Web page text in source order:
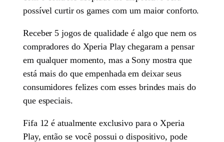
possível curtir os games com um maior conforto.
Receber 5 jogos de qualidade é algo que nem os
compradores do Xperia Play chegaram a pensar
em qualquer momento, mas a Sony mostra que
está mais do que empenhada em deixar seus
consumidores felizes com esses brindes mais do
que especiais.
Fifa 12 é atualmente exclusivo para o Xperia
Play, então se você possui o dispositivo, pode